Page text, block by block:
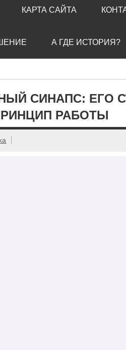
КАРТА САЙТА
А ГДЕ ИСТОРИЯ?
СИНАПС: ЕГО
РАБОТЫ